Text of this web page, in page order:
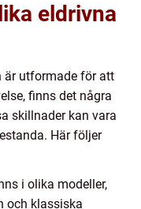
eldrivna
är utformade för att
finns det några
skillnader kan vara
Här följer
i olika modeller,
och klassiska